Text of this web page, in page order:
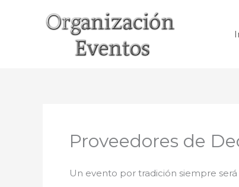
Proveedores de
Un evento por tradición siempre